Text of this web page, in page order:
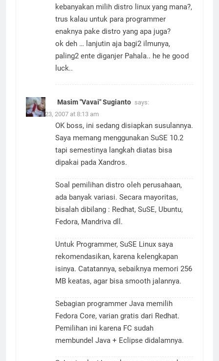
kebanyakan milih distro linux yang mana?,
trus kalau untuk para programmer
enaknya pake distro yang apa juga?
ok deh … lanjutin aja bagi2 ilmunya,
paling2 ente diganjer Pahala.. he he good
luck..
Masim "Vavai" Sugianto says:
March 23, 2007 at 8:13 am
OK boss, ini sedang disiapkan susulannya.
Saya memang menggunakan SuSE 10.2
tapi semestinya langkah diatas bisa
dipakai pada Xandros.
Soal pemilihan distro oleh perusahaan,
ada banyak variasi. Secara mayoritas,
bisalah dibilang : Redhat, SuSE, Ubuntu,
Fedora, Mandriva dll.
Untuk Programmer, SuSE Linux saya
rekomendasikan, karena kelengkapan
isinya. Catatannya, sebaiknya memori 256
MB keatas, agar bisa smooth jalannya.
Sebagian programmer Java memilih
Fedora Core, varian gratis dari Redhat.
Pemilihan ini karena FC sudah
membundel Java + Eclipse didalamnya.